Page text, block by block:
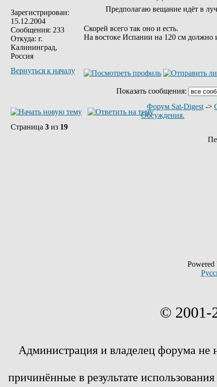
Зарегистрирован:
15.12.2004
Сообщения: 233
Откуда: г.
Калининград,
Россия
Предполагаю вещание идёт в
Скорей всего так оно и есть.
На востоке Испании на 120 см должно
Вернуться к началу
Показать сообщения:
Форум Sat-Digest ->
Обсуждения.
Страница 3 из 19
© 2001-
Администрация и владелец форума не
причинённые в результате